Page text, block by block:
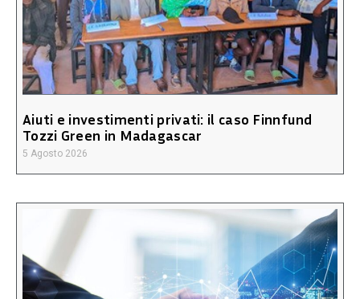
Aiuti e investimenti privati: il caso Finnfund
Tozzi Green in Madagascar
5 Agosto 2026